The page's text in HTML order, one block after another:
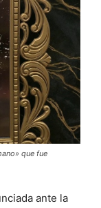
que fue
ante la